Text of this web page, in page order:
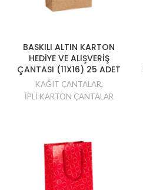
BASKILI ALTIN KARTON
HEDİYE VE ALIŞVERİŞ
ÇANTASI (11X16) 25 ADET
KAĞIT ÇANTALAR,
İPLİ KARTON ÇANTALAR